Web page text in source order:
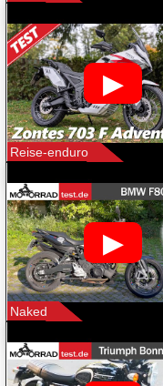
▶
Reise-enduro
▶
Naked